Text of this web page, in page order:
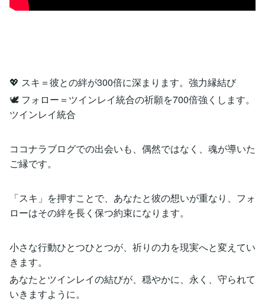
💖 スキ＝彼との絆が300倍に深まります。強力縁結び
🕊️ フォロー＝ツインレイ統合の祈願を700倍強くします。
ツインレイ統合
ココナラブログでの出会いも、偶然ではなく、魂が導いた
ご縁です。
「スキ」を押すことで、あなたと彼の想いが重なり、フォ
ローはその絆を長く保つ約束になります。
小さな行動ひとつひとつが、祈りの力を現実へと変えてい
きます。
あなたとツインレイの結びが、穏やかに、永く、守られて
いきますように。